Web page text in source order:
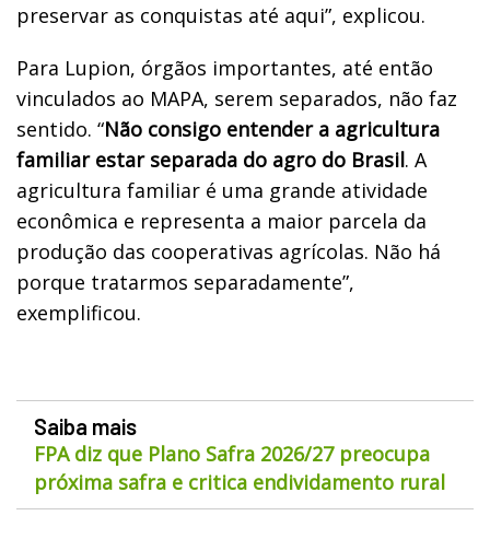
preservar as conquistas até aqui”, explicou.
Para Lupion, órgãos importantes, até então
vinculados ao MAPA, serem separados, não faz
sentido. “Não consigo entender a agricultura
familiar estar separada do agro do Brasil. A
agricultura familiar é uma grande atividade
econômica e representa a maior parcela da
produção das cooperativas agrícolas. Não há
porque tratarmos separadamente”,
exemplificou.
Saiba mais
FPA diz que Plano Safra 2026/27 preocupa
próxima safra e critica endividamento rural